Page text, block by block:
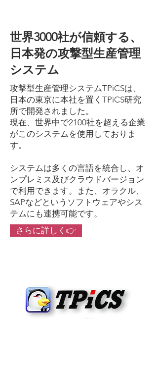
世界3000社が信頼する、
日本発の攻撃型​生産管理
システム
攻撃型生産管理システムTPiCSは、
日本の東京に本社を置くTPiCS研究
所で開発されました。
現在、世界中で2100社を超える企業
がこのシステムを使用しておりま
す。
システムは多くの言語を統合し、オ
ンプレミス及びクラウドバージョン
で利用できます。また、オラクル、
SAPなどというソフトウェアやシス
テムにも連携可能です。
さらに詳しく👉